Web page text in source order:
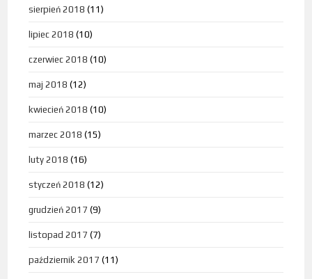
sierpień 2018 (11)
lipiec 2018 (10)
czerwiec 2018 (10)
maj 2018 (12)
kwiecień 2018 (10)
marzec 2018 (15)
luty 2018 (16)
styczeń 2018 (12)
grudzień 2017 (9)
listopad 2017 (7)
październik 2017 (11)